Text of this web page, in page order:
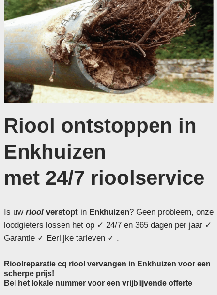
Riool ontstoppen in
Enkhuizen
met 24/7 rioolservice
Is uw rioolverstoptin Enkhuizen? Geen probleem, onze
loodgieters lossen het op ✓ 24/7 en 365 dagen per jaar ✓
Garantie ✓ Eerlijke tarieven ✓ .
Rioolreparatie cq riool vervangen in Enkhuizen voor een
scherpe prijs!
Bel het lokale nummer voor een vrijblijvende offerte